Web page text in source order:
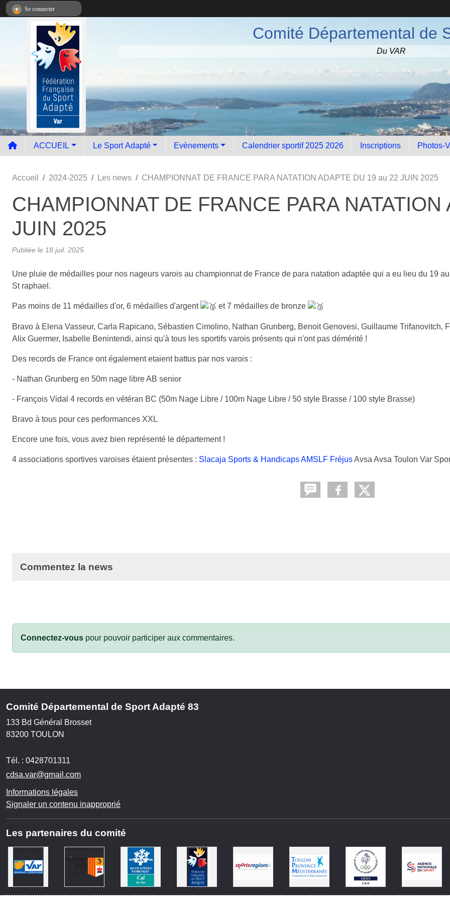
Comité Départemental de
Du VAR
ACCUEIL Le Sport Adapté Evènements Calendrier sportif 2025 2026 Inscriptions Photos-
Accueil 2024-2025 Les news CHAMPIONNAT DE FRANCE PARA NATATION ADAPTE DU 19 au 22 JUIN 2025
CHAMPIONNAT DE FRANCE PARA
JUIN 2025
Publiée le 18 juil. 2025
Une pluie de médailles pour nos nageurs varois au championnat de France de para natation adaptée qui a eu lieu du 19
St raphael.
Pas moins de 11 médailles d'or, 6 médailles d'argent et 7 médailles de bronze
Bravo à Elena Vasseur, Carla Rapicano, Sébastien Cimolino, Nathan Grunberg, Benoit Genovesi, Guillaume Trifanovitch,
Alix Guermer, Isabelle Benintendi, ainsi qu'à tous les sportifs varois présents qui n'ont pas démérité !
Des records de France ont également etaient battus par nos varois :
- Nathan Grunberg en 50m nage libre AB senior
- François Vidal 4 records en vétéran BC (50m Nage Libre / 100m Nage Libre / 50 style Brasse / 100 style Brasse)
Bravo à tous pour ces performances XXL
Encore une fois, vous avez bien représenté le département !
4 associations sportives varoises étaient présentes : Slacaja Sports & Handicaps AMSLF FréjusAvsa Avsa Toulon Var
Commentez la news
Connectez-vous pour pouvoir participer aux commentaires.
Comité Départemental de Sport Adapté 83
133 Bd Général Brosset
83200 TOULON
Tél. : 0428701311
cdsa.var@gmail.com
Informations légales
Signaler un contenu inapproprié
Les partenaires du comité
Se connecter
Panneau de gestion des cookies